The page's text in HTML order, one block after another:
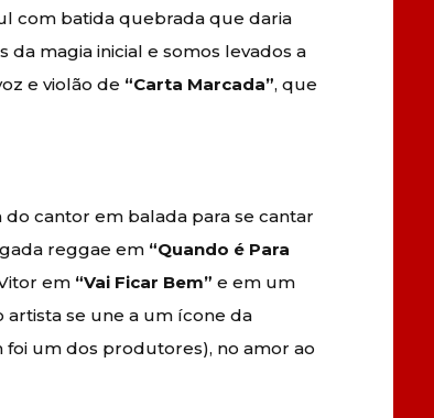
com batida quebrada que daria
da magia inicial e somos levados a
e violão de “Carta Marcada”, que
cantor em balada para se cantar
reggae em “Quando é Para
em “Vai Ficar Bem” e em um
artista se une a um ícone da
um dos produtores), no amor ao